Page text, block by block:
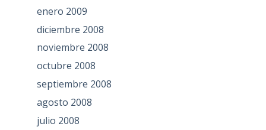
enero 2009
diciembre 2008
noviembre 2008
octubre 2008
septiembre 2008
agosto 2008
julio 2008